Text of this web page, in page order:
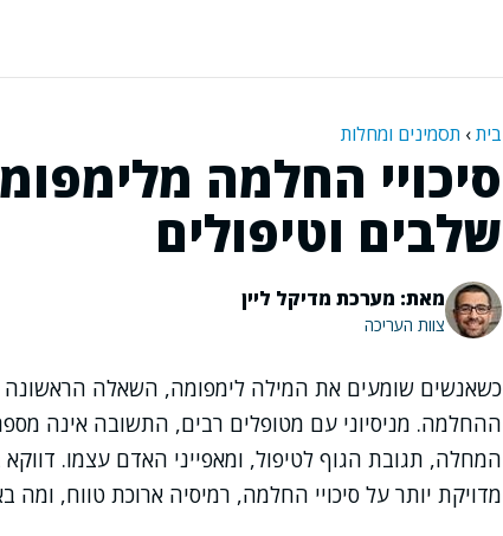
בית› תסמינים ומחלות
סיכויי החלמה
שלבים וטיפולים
מאת: מערכת מדיקל ליין
צוות העריכה
כשאנשים שומעים את המילה לימפומה, השאלה הראשונה
ההחלמה. מניסיוני עם מטופלים רבים, התשובה אינה
המחלה, תגובת הגוף לטיפול, ומאפייני האדם עצמו.
מדויקת יותר על סיכויי החלמה, רמיסיה ארוכת טווח,